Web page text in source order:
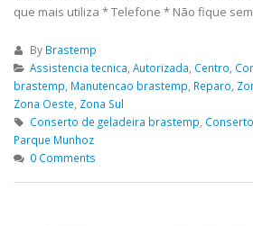
que mais utiliza * Telefone * Não fique sem
By Brastemp
Assistencia tecnica, Autorizada, Centro,
brastemp, Manutencao brastemp, Reparo,
Zona Oeste, Zona Sul
Conserto de geladeira brastemp,
Parque Munhoz
0 Comments